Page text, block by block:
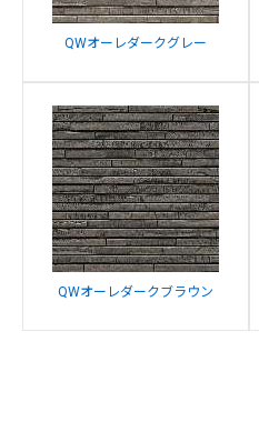
QWオーレダークグレー
QWオーレダークブラウン